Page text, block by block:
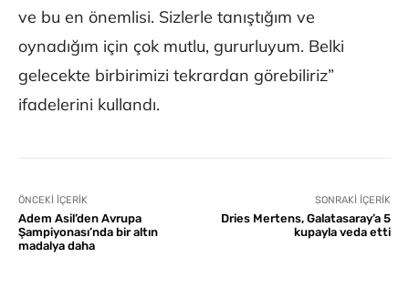
ve bu en önemlisi. Sizlerle tanıştığım ve
oynadığım için çok mutlu, gururluyum. Belki
gelecekte birbirimizi tekrardan görebiliriz”
ifadelerini kullandı.
ÖNCEKI İÇERIK
Adem Asil’den Avrupa
Şampiyonası’nda bir altın
madalya daha
SONRAKI İÇERIK
Dries Mertens, Galatasaray’a 5
kupayla veda etti